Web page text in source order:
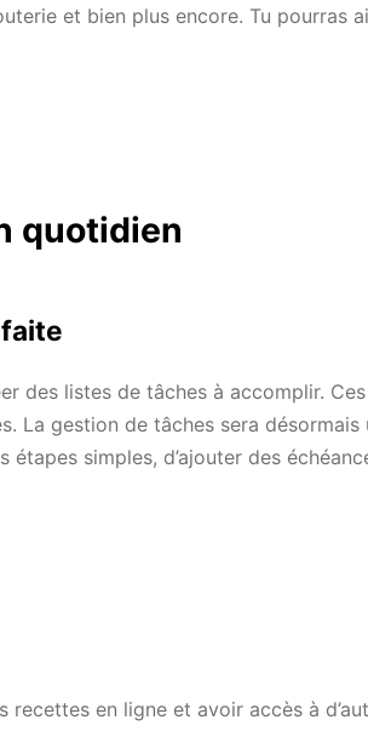
et bien plus encore. Tu pourras
quotidien
des listes de tâches à accomplir. Ces
La gestion de tâches sera désormais
simples, d’ajouter des
en ligne et avoir accès à